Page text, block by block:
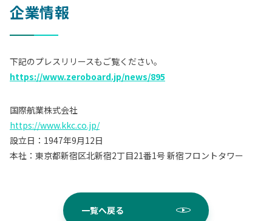
企業情報
下記のプレスリリースもご覧ください。
https://www.zeroboard.jp/news/895
国際航業株式会社
https://www.kkc.co.jp/
設立日：1947年9月12日
本社：東京都新宿区北新宿2丁目21番1号 新宿フロントタワー
一覧へ戻る